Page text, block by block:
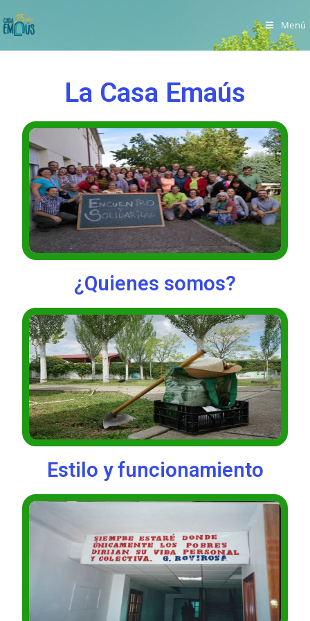
Menú
La Casa Emaús
¿Quienes somos?
Estilo y funcionamiento